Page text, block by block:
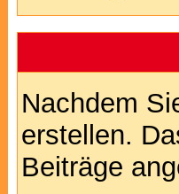
Nachdem
erstellen.
Beiträge